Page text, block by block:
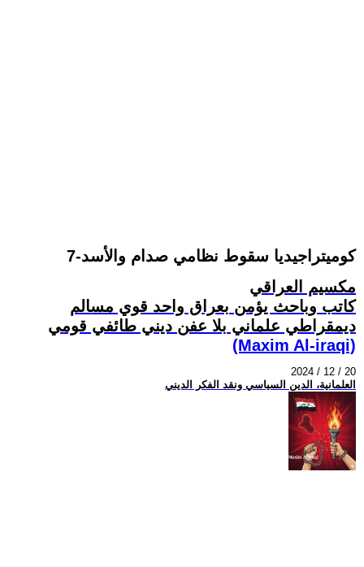
كوميتراجيديا سقوط نظامي صدام والأسد-7
مكسيم العراقي
كاتب وباحث يؤمن بعراق واحد قوي مسالم
ديمقراطي علماني بلا عفن ديني طائفي قومي
(Maxim Al-iraqi)
2024 / 12 / 20
العلمانية، الدين السياسي ونقد الفكر الديني